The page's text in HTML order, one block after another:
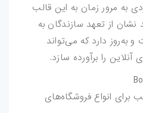
به مرور زمان به این قالب
از تعهد سازندگان به
به‌روز دارد که می‌تواند
را برآورده سازد.
برای انواع فروشگاه‌های